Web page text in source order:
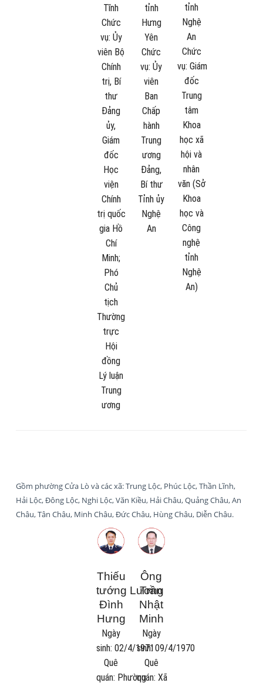
Tĩnh
Chức
vụ: Ủy
viên Bộ
Chính
trị, Bí
thư
Đảng
ủy,
Giám
đốc
Học
viện
Chính
trị quốc
gia Hồ
Chí
Minh;
Phó
Chủ
tịch
Thường
trực
Hội
đồng
Lý luận
Trung
ương
tỉnh
Hưng
Yên
Chức
vụ:Ủy
viên
Ban
Chấp
hành
Trung
ương
Đảng,
Bí thư
Tỉnh ủy
Nghệ
An
tỉnh
Nghệ
An
Chức
vụ: Giám
đốc
Trung
tâm
Khoa
học xã
hội và
nhân
văn (Sở
Khoa
học và
Công
nghệ
tỉnh
Nghệ
An)
Gồm phường Cửa Lò và các xã: Trung Lộc, Phúc Lộc, Thần Lĩnh,
Hải Lộc, Đông Lộc, Nghi Lộc, Văn Kiều, Hải Châu, Quảng Châu, An
Châu, Tân Châu, Minh Châu, Đức Châu, Hùng Châu, Diễn Châu.
Thiếu
tướng Lương
Đình
Hưng
Ngày
sinh:02/4/1971
Quê
quán: Phường
Ông
Trần
Nhật
Minh
Ngày
sinh: 09/4/1970
Quê
quán: Xã